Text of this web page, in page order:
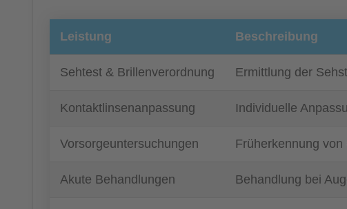
Leistung Beschreibung
Sehtest & Brillenverordnung Ermittlung der
Kontaktlinsenanpassung Individuelle
Vorsorgeuntersuchungen Früherkennung
Akute Behandlungen Behandlung bei